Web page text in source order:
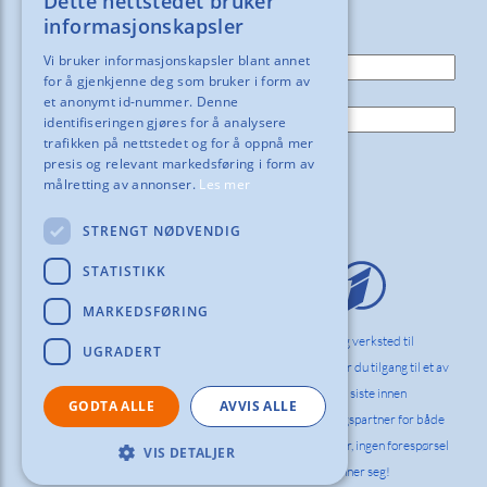
motta våre nyheter og tilbud!
Navn:
Vi hos Orderinvest Norlag innreder kontor, skole og verksted til
bedrifter og det offentlige i hele Norden. Hos oss får du tilgang til et av
markedets bredeste og dypeste sortiment med det siste innen
ergonomi og funksjonell design. Vi er din innredningspartner for både
komplette innredningsløsninger og enkelt produkter, ingen forespørsel
er for stor eller for liten. Spør alltid oss først, det lønner seg!
informasjonskapsler
Vi bruker informasjonskapsler blant annet
for å gjenkjenne deg som bruker i form av
et anonymt id-nummer. Denne
identifiseringen gjøres for å analysere
trafikken på nettstedet og for å oppnå mer
presis og relevant markedsføring i form av
målretting av annonser. Les mer
STRENGT NØDVENDIG
STATISTIKK
MARKEDSFØRING
UGRADERT
GODTA ALLE AVVIS ALLE
VIS DETALJER